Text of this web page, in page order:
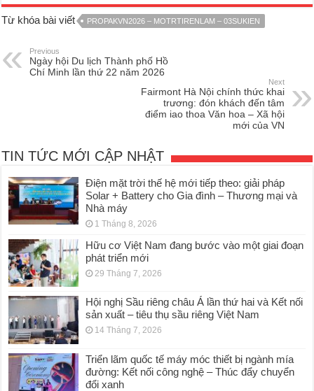
Từ khóa bài viết PROPAKVN2026 – MOTRTIRENLAM – 03SUKIEN
Previous
Ngày hội Du lịch Thành phố Hồ
Chí Minh lần thứ 22 năm 2026
Next
Fairmont Hà Nội chính thức khai
trương: đón khách đến tâm
điểm iao thoa Văn hoa – Xã hội
mới của VN
TIN TỨC MỚI CẬP NHẬT
Điện mặt trời thế hệ mới tiếp theo: giải pháp
Solar + Battery cho Gia đình – Thương mại và
Nhà máy
1 Tháng 8, 2026
Hữu cơ Việt Nam đang bước vào một giai đoạn
phát triển mới
29 Tháng 7, 2026
Hội nghị Sầu riêng châu Á lần thứ hai và Kết nối
sản xuất – tiêu thụ sầu riêng Việt Nam
14 Tháng 7, 2026
Triển lãm quốc tế máy móc thiết bị ngành mía
đường: Kết nối công nghệ – Thúc đẩy chuyển
đổi xanh